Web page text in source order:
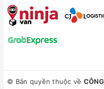
© Bản quyền thuộc về